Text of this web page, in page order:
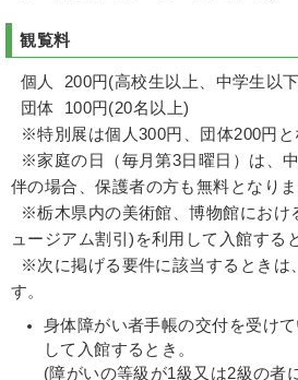
観覧料
個人 200円(高校生以上、中学生以
団体 100円(20名以上)
※特別展は個人300円、団体200円と
※家庭の日（毎月第3日曜日）は、
伴の場合、保護者の方も無料となりま
※栃木県内の美術館、博物館におけ
ュージアム割引)を利用して入館する
※次に掲げる要件に該当するときは
す。
身体障がい者手帳の交付を受け
して入館するとき。
(障がいの等級が1級又は2級の者